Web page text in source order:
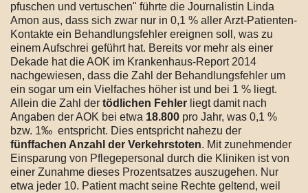
pfuschen und vertuschen" führte die Journalistin Linda
Amon aus, dass sich zwar nur in 0,1 % aller Arzt-Patienten-
Kontakte ein Behandlungsfehler ereignen soll, was zu
einem Aufschrei geführt hat. Bereits vor mehr als einer
Dekade hat die AOK im Krankenhaus-Report 2014
nachgewiesen, dass die Zahl der Behandlungsfehler um
ein sogar um ein Vielfaches höher ist und bei 1 % liegt.
Allein die Zahl der tödlichen Fehler liegt damit nach
Angaben der AOK bei etwa 18.800 pro Jahr, was 0,1 %
bzw. 1‰ entspricht. Dies entspricht nahezu der
fünffachen Anzahl der Verkehrstoten. Mit zunehmender
Einsparung von Pflegepersonal durch die Kliniken ist von
einer Zunahme dieses Prozentsatzes auszugehen. Nur
etwa jeder 10. Patient macht seine Rechte geltend, weil